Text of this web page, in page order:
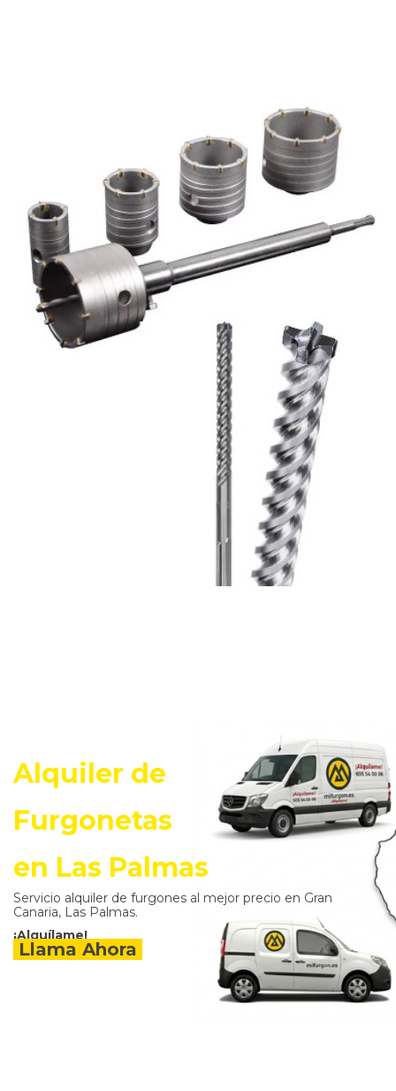
Alquiler de
Furgonetas
en Las Palmas
Servicio alquiler de furgones al mejor precio en Gran
Canaria, Las Palmas.
¡Alquílame!
Llama Ahora